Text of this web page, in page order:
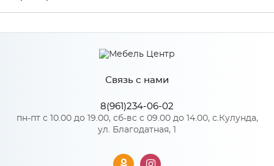
Производитель Сурская мебель
Количество упаковок: 1
Связь с нами
8(961)234-06-02
пн-пт с 10.00 до 19.00, сб-вс с 09.00 до 14.00, с.Кулунда,
ул. Благодатная, 1